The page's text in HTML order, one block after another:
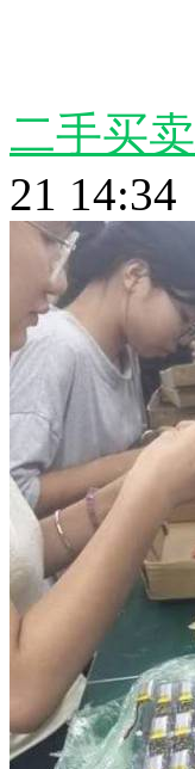
二手买
21 14:34